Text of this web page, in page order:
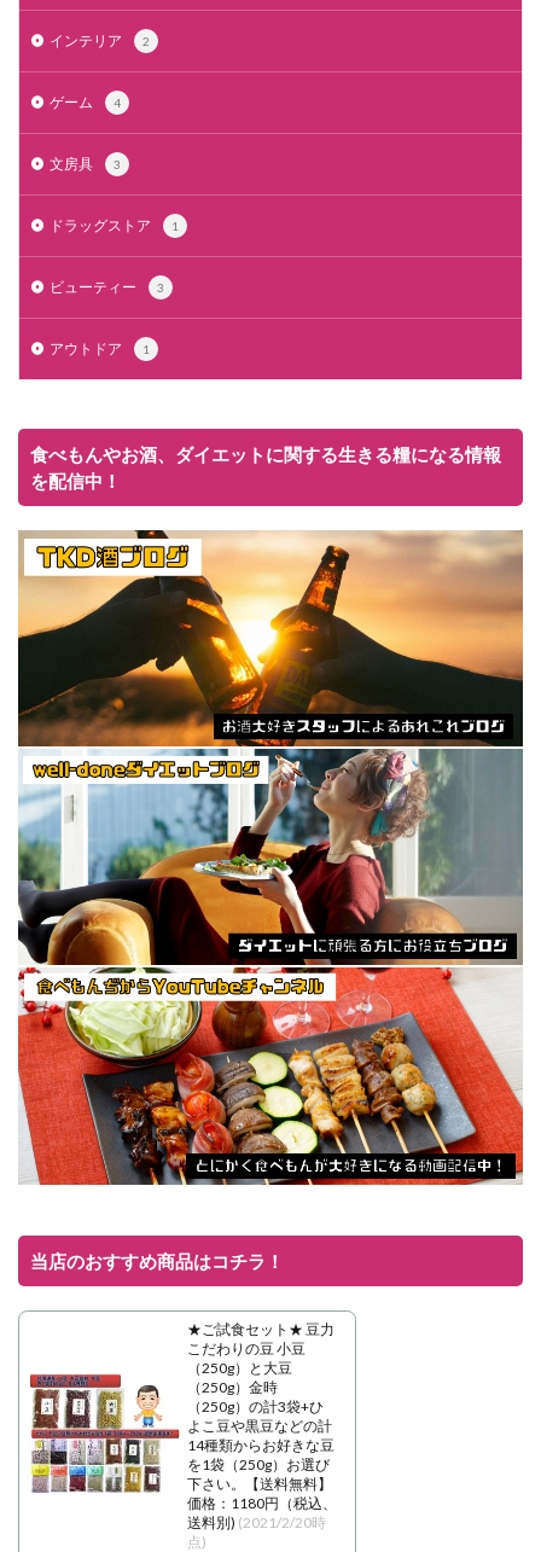
インテリア 2
ゲーム 4
文房具 3
ドラッグストア 1
ビューティー 3
アウトドア 1
食べもんやお酒、ダイエットに関する生きる糧になる情報
を配信中！
当店のおすすめ商品はコチラ！
★ご試食セット★ 豆力
こだわりの豆 小豆
（250g）と大豆
（250g）金時
（250g）の計3袋+ひ
よこ豆や黒豆などの計
14種類からお好きな豆
を1袋（250g）お選び
下さい。【送料無料】
価格：1180円（税込、
送料別) (2021/2/20時
点)